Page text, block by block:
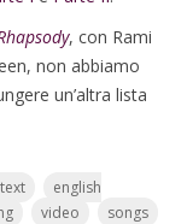
, con Rami
non abbiamo
un’altra lista
english
video songs